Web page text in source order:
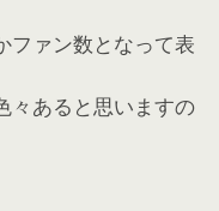
ファン数となって表
々あると思いますの